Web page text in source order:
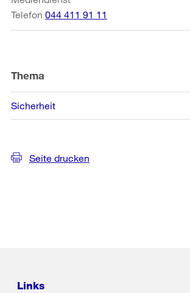
Telefon 044 411 91 11
Thema
Sicherheit
Seite drucken
Links